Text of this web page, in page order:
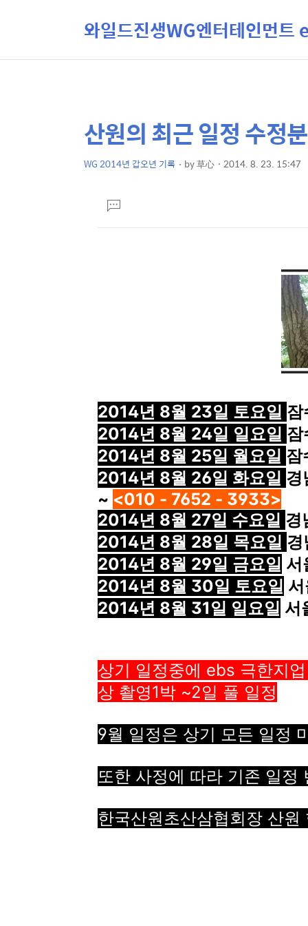
와일드진생WG엔터테인먼
상
세
컨
본
문
제
산원의 최근 일정 수정분
WG 2014년 갑오년 기록 by草心 2014. 8. 23. 15:47
댓
글
2014년 8월 23일 토요일 잠
2014년 8월 24일 일요일 잠
2014년 8월 25일 월요일 잠
2014년 8월 26일 화요일 경
~ <010 - 7652 - 3933>
2014년 8월 27일 수요일 경
2014년 8월 28일 목요일 경
2014년 8월 29일 금요일 서
2014년 8월 30일 토요일
2014년 8월 31일 일요일 서
상기 일정중에 ebs 극한지
상 촬영1박 ~2일 풀 일정
9월 일정은 상기 모든 일정
또한 사정에 따라 기존 일정
한국산원초산삼협회장 산원